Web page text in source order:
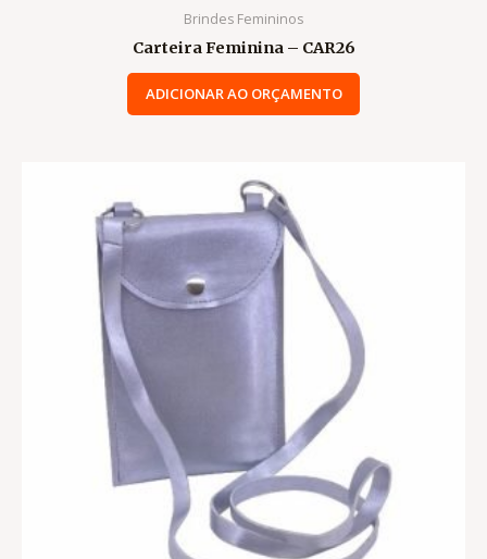
Brindes Femininos
Carteira Feminina – CAR26
ADICIONAR AO ORÇAMENTO